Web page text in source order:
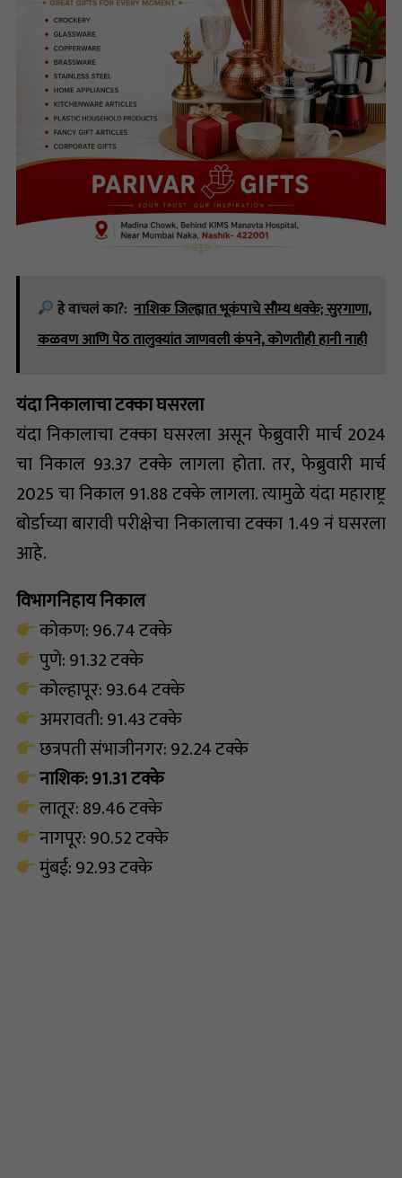
हे वाचलं का?: नाशिक जिल्ह्यात भूकंपाचे सौम्य धक्के; सुरगाणा,
कळवण आणि पेठ तालुक्यांत जाणवली कंपने, कोणतीही हानी नाही
यंदा निकालाचा टक्का घसरला
यंदा निकालाचा टक्का घसरला असून फेब्रुवारी मार्च 2024
चा निकाल 93.37 टक्के लागला होता. तर, फेब्रुवारी मार्च
2025 चा निकाल 91.88 टक्के लागला. त्यामुळे यंदा महाराष्ट्र
बोर्डाच्या बारावी परीक्षेचा निकालाचा टक्का 1.49 नं घसरला
आहे.
विभागनिहाय निकाल
कोकण: 96.74 टक्के
पुणे: 91.32 टक्के
कोल्हापूर: 93.64 टक्के
अमरावती: 91.43 टक्के
छत्रपती संभाजीनगर: 92.24 टक्के
नाशिक: 91.31 टक्के
लातूर: 89.46 टक्के
नागपूर: 90.52 टक्के
मुंबई: 92.93 टक्के